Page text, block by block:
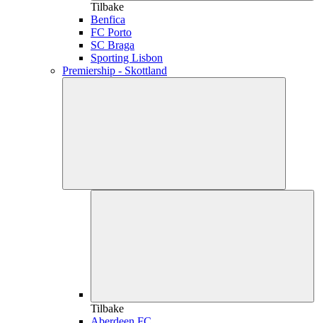
Tilbake
Benfica
FC Porto
SC Braga
Sporting Lisbon
Premiership - Skottland
Tilbake